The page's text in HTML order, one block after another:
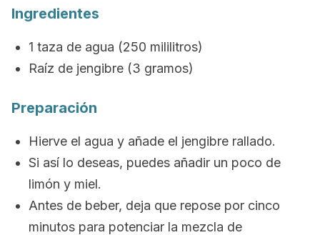
Ingredientes
1 taza de agua (250 mililitros)
Raíz de jengibre (3 gramos)
Preparación
Hierve el agua y añade el jengibre rallado.
Si así lo deseas, puedes añadir un poco de
limón y miel.
Antes de beber, deja que repose por cinco
minutos para potenciar la mezcla de